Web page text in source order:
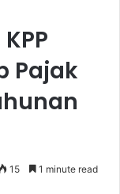
Pajak
15 1 minute read